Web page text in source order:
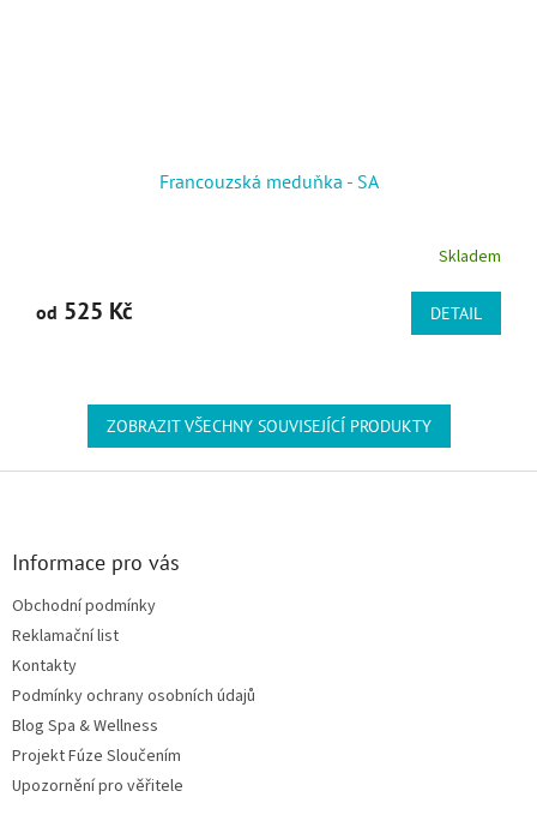
Francouzská meduňka - SA
Skladem
od 525 Kč DETAIL
ZOBRAZIT VŠECHNY SOUVISEJÍCÍ PRODUKTY
Informace pro vás
Obchodní podmínky
Reklamační list
Kontakty
Podmínky ochrany osobních údajů
Blog Spa & Wellness
Projekt Fúze Sloučením
Upozornění pro věřitele